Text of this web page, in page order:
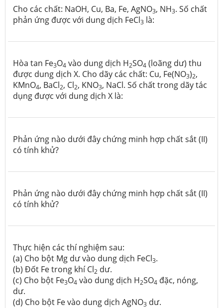
Cho các chất: NaOH, Cu, Ba, Fe, AgNO3, NH3. Số chất
phản ứng được với dung dịch FeCl3 là:
Hòa tan Fe3O4 vào dung dịch H2SO4 (loãng dư) thu
được dung dịch X. Cho dãy các chất: Cu, Fe(NO3)2,
KMnO4, BaCl2, Cl2, KNO3, NaCl. Số chất trong dãy tác
dụng được với dung dịch X là:
Phản ứng nào dưới đây chứng minh hợp chất sắt (II)
có tính khử?
Phản ứng nào dưới đây chứng minh hợp chất sắt (II)
có tính khử?
Thực hiện các thí nghiệm sau:
(a) Cho bột Mg dư vào dung dịch FeCl3.
(b) Đốt Fe trong khí Cl2 dư.
(c) Cho bột Fe3O4 vào dung dịch H2SO4 đặc, nóng,
dư.
(d) Cho bột Fe vào dung dịch AgNO3 dư.